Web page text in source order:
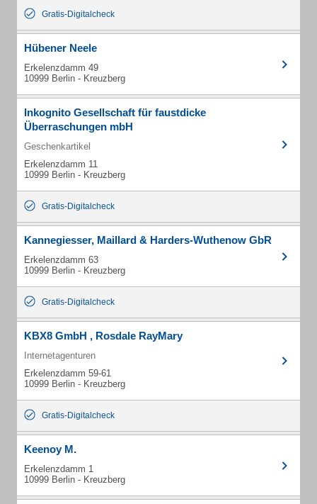
Gratis-Digitalcheck
Hübener Neele
Erkelenzdamm 49
10999 Berlin - Kreuzberg
Inkognito Gesellschaft für faustdicke
Überraschungen mbH
Geschenkartikel
Erkelenzdamm 11
10999 Berlin - Kreuzberg
Gratis-Digitalcheck
Kannegiesser, Maillard & Harders-Wuthenow GbR
Erkelenzdamm 63
10999 Berlin - Kreuzberg
Gratis-Digitalcheck
KBX8 GmbH , Rosdale RayMary
Internetagenturen
Erkelenzdamm 59-61
10999 Berlin - Kreuzberg
Gratis-Digitalcheck
Keenoy M.
Erkelenzdamm 1
10999 Berlin - Kreuzberg